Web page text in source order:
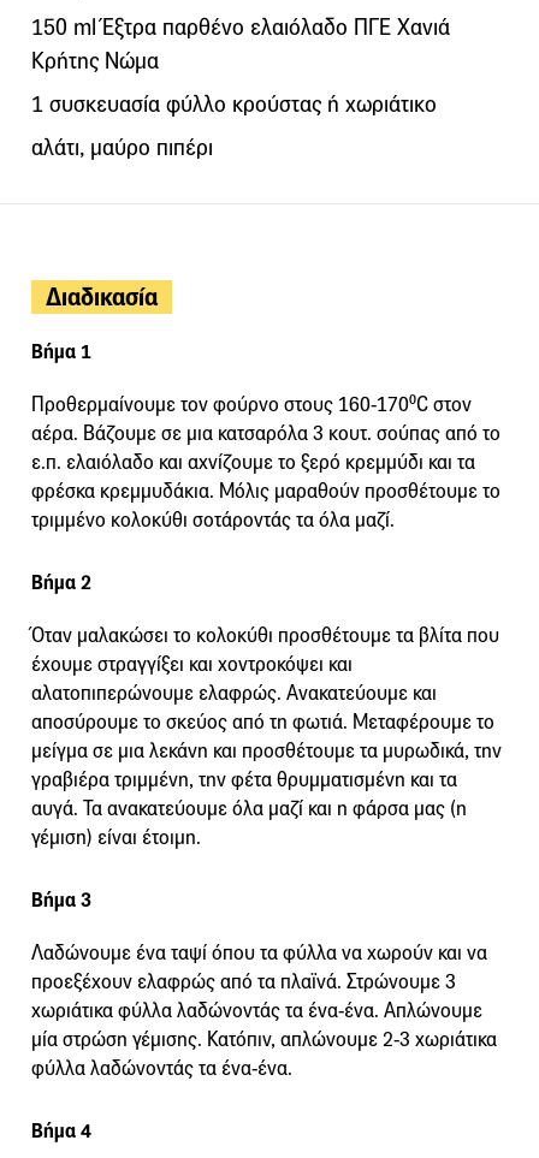
150 ml Έξτρα παρθένο ελαιόλαδο ΠΓΕ Χανιά
Κρήτης Νώμα
1 συσκευασία φύλλο κρούστας ή χωριάτικο
αλάτι, μαύρο πιπέρι
Διαδικασία
Βήμα 1
Προθερμαίνουμε τον φούρνο στους 160-170⁰C στον
αέρα. Βάζουμε σε μια κατσαρόλα 3 κουτ. σούπας από το
ε.π. ελαιόλαδο και αχνίζουμε το ξερό κρεμμύδι και τα
φρέσκα κρεμμυδάκια. Μόλις μαραθούν προσθέτουμε το
τριμμένο κολοκύθι σοτάροντάς τα όλα μαζί.
Βήμα 2
Όταν μαλακώσει το κολοκύθι προσθέτουμε τα βλίτα που
έχουμε στραγγίξει και χοντροκόψει και
αλατοπιπερώνουμε ελαφρώς. Ανακατεύουμε και
αποσύρουμε το σκεύος από τη φωτιά. Μεταφέρουμε το
μείγμα σε μια λεκάνη και προσθέτουμε τα μυρωδικά, την
γραβιέρα τριμμένη, την φέτα θρυμματισμένη και τα
αυγά. Τα ανακατεύουμε όλα μαζί και η φάρσα μας (η
γέμιση) είναι έτοιμη.
Βήμα 3
Λαδώνουμε ένα ταψί όπου τα φύλλα να χωρούν και να
προεξέχουν ελαφρώς από τα πλαϊνά. Στρώνουμε 3
χωριάτικα φύλλα λαδώνοντάς τα ένα-ένα. Απλώνουμε
μία στρώση γέμισης. Κατόπιν, απλώνουμε 2-3 χωριάτικα
φύλλα λαδώνοντάς τα ένα-ένα.
Βήμα 4